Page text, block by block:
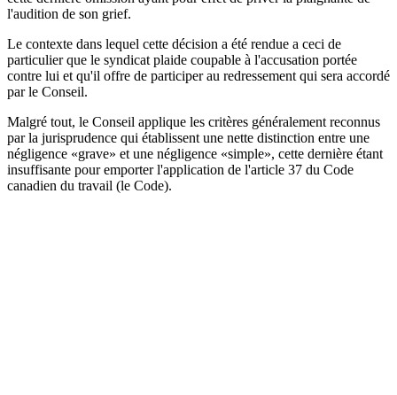
l'audition de son grief.
Le contexte dans lequel cette décision a été rendue a ceci de
particulier que le syndicat plaide coupable à l'accusation portée
contre lui et qu'il offre de participer au redressement qui sera accordé
par le Conseil.
Malgré tout, le Conseil applique les critères généralement reconnus
par la jurisprudence qui établissent une nette distinction entre une
négligence «grave» et une négligence «simple», cette dernière étant
insuffisante pour emporter l'application de l'article 37 du Code
canadien du travail (le Code).